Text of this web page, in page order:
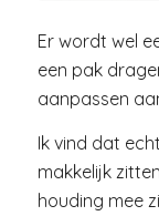
Er wordt wel
een pak
aanpassen
Ik vind dat
makkelijk
houding mee